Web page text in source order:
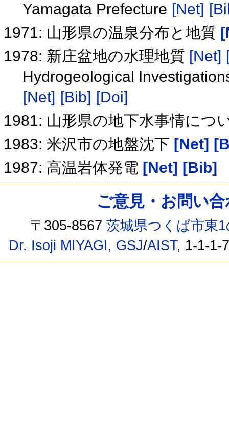
Yamagata Prefecture [Net]
1971: 山形県の温泉分布と地質
1978: 新庄盆地の水理地質 [Net]
Hydrogeological
[Net] [Bib] [Doi]
1981: 山形県の地下水事情につ
1983: 米沢市の地盤沈下 [Net]
1987: 高温岩体発電 [Net] [Bib]
ご意見・お問い
〒305-8567茨城県つくば市東
Dr. Isoji MIYAGI, GSJ/AIST, 1-1-1-